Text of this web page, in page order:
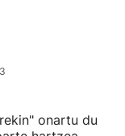
onartu du